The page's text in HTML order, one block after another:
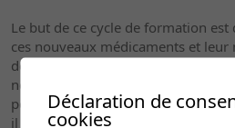
Le but de ce cycle de formation
ces nouveaux médicaments et leur
développement de techniques de
neutralisants et de taux résiduels
permettra-il ainsi de mieux gérer
il enfin de s’interroger sur des
Déclaration de
cookies